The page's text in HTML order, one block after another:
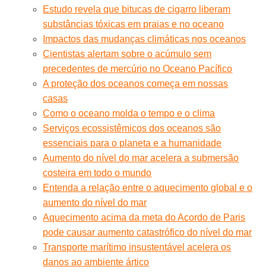
Estudo revela que bitucas de cigarro liberam
substâncias tóxicas em praias e no oceano
Impactos das mudanças climáticas nos oceanos
Cientistas alertam sobre o acúmulo sem
precedentes de mercúrio no Oceano Pacífico
A proteção dos oceanos começa em nossas
casas
Como o oceano molda o tempo e o clima
Serviços ecossistêmicos dos oceanos são
essenciais para o planeta e a humanidade
Aumento do nível do mar acelera a submersão
costeira em todo o mundo
Entenda a relação entre o aquecimento global e o
aumento do nível do mar
Aquecimento acima da meta do Acordo de Paris
pode causar aumento catastrófico do nível do mar
Transporte marítimo insustentável acelera os
danos ao ambiente ártico